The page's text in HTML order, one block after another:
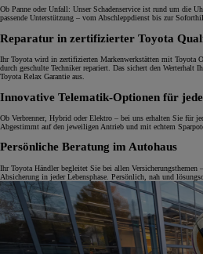
Ob Panne oder Unfall: Unser Schadenservice ist rund um die
passende Unterstützung – vom Abschleppdienst bis zur
Reparatur in zertifizierter Toyota
Ihr Toyota wird in zertifizierten Markenwerkstätten mit Toyota
durch geschulte Techniker repariert. Das sichert den Werterhalt
Toyota Relax Garantie aus.
Innovative Telematik-Optionen für
Ob Verbrenner, Hybrid oder Elektro – bei uns erhalten Sie für
Abgestimmt auf den jeweiligen Antrieb und mit echtem
Persönliche Beratung im Autohaus
Ihr Toyota Händler begleitet Sie bei allen Versicherungsthemen
Absicherung in jeder Lebensphase. Persönlich, nah und